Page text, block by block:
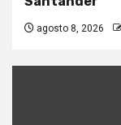
agosto 8, 2026